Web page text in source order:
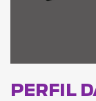
PERFIL